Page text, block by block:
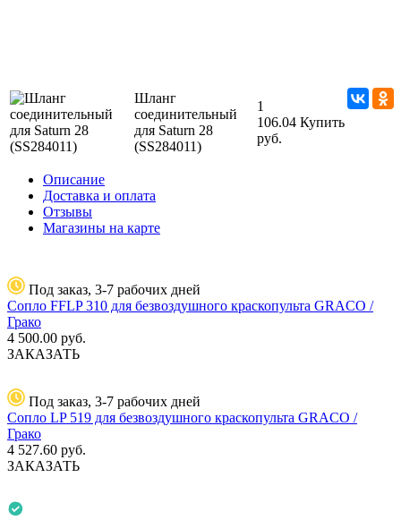
Шланг
соединительный
для Saturn 28
(SS284011)
1
106.04
руб.
Купить
Описание
Доставка и оплата
Отзывы
Магазины на карте
Под заказ, 3-7 рабочих дней
Сопло FFLP 310 для безвоздушного краскопульта GRACO /
Грако
4 500.00 руб.
ЗАКАЗАТЬ
Под заказ, 3-7 рабочих дней
Сопло LP 519 для безвоздушного краскопульта GRACO /
Грако
4 527.60 руб.
ЗАКАЗАТЬ